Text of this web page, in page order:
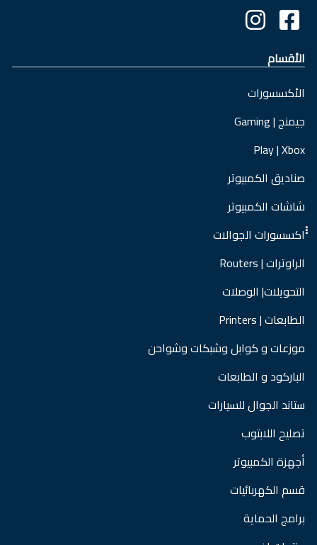
الأقسام
الأكسسورات
جيمنج | Gaming
Play | Xbox
صناديق الكمبيوتر
شاشات الكمبيوتر
ْْْاكسسورات الجوالات
الراوترات | Routers
التحويلات| الوصلات
الطابعات | Printers
موزعات و كوابل وشبكات وشواحن
الباركود و الطابعات
ستاند الجوال للسيارات
تصليح اللابتوب
أجهزة الكمبيوتر
قسم الكهربائيات
برامج الحماية